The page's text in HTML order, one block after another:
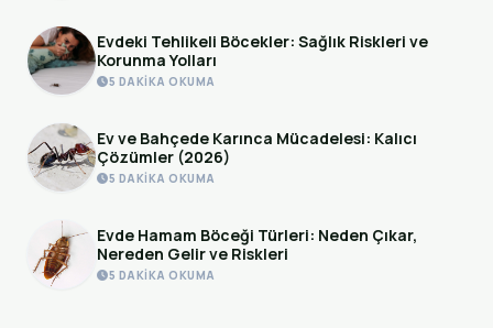
Evdeki Tehlikeli Böcekler: Sağlık Riskleri ve
Korunma Yolları
5 DAKIKA OKUMA
Ev ve Bahçede Karınca Mücadelesi: Kalıcı
Çözümler (2026)
5 DAKIKA OKUMA
Evde Hamam Böceği Türleri: Neden Çıkar,
Nereden Gelir ve Riskleri
5 DAKIKA OKUMA